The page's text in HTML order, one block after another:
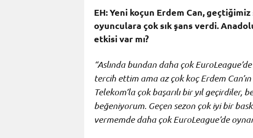
EH: Yeni koçun Erdem Can,
oyunculara çok sık şans verdi.
etkisi var mı?
“Aslında bundan daha çok
tercih ettim ama az çok koç Erdem
Telekom’la çok başarılı bir yıl geçirdiler,
beğeniyorum. Geçen sezon çok iyi bir
vermemde daha çok EuroLeague’de